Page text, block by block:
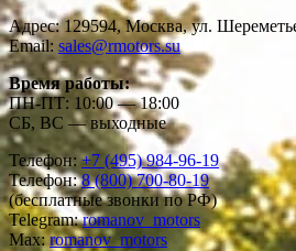
Адрес: 129594, Москва, ул.
Email: sales@rmotors.su
Время работы:
ПН-ПТ: 10:00 — 18:00
СБ, ВС — выходные
Телефон:+7 (495) 984-96-19
Телефон:8 (800) 700-80-19
(бесплатные звонки по РФ)
Telegram:romanov_motors
Max:romanov_motors